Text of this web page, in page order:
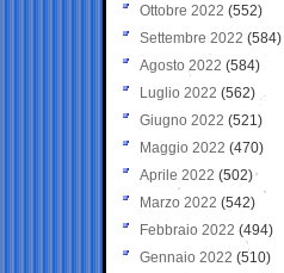
Ottobre 2022 (552)
Settembre 2022 (584)
Agosto 2022 (584)
Luglio 2022 (562)
Giugno 2022 (521)
Maggio 2022 (470)
Aprile 2022 (502)
Marzo 2022 (542)
Febbraio 2022 (494)
Gennaio 2022 (510)